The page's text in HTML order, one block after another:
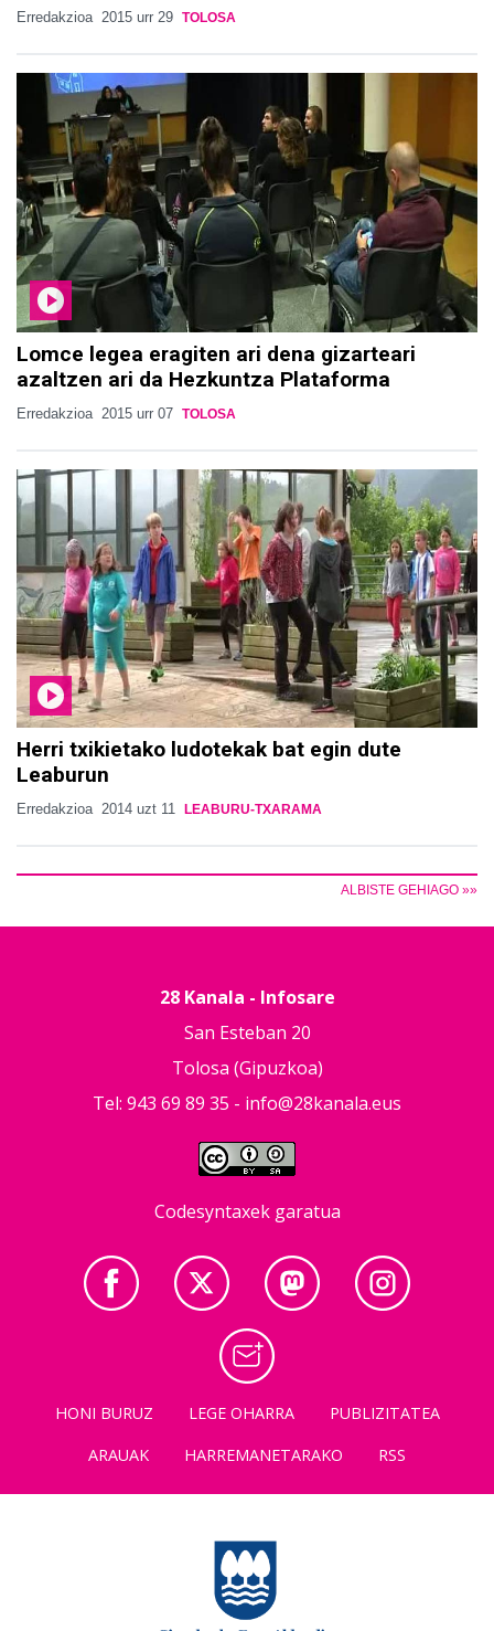
Erredakzioa 2015 urr 29 TOLOSA
Lomce legea eragiten ari dena gizarteari
azaltzen ari da Hezkuntza Plataforma
Erredakzioa 2015 urr 07 TOLOSA
Herri txikietako ludotekak bat egin dute
Leaburun
Erredakzioa 2014 uzt 11 LEABURU-TXARAMA
ALBISTE GEHIAGO »»
28 Kanala - Infosare
San Esteban 20
Tolosa (Gipuzkoa)
Tel: 943 69 89 35 - info@28kanala.eus
Codesyntaxek garatua
HONI BURUZ LEGE OHARRA
PUBLIZITATEA
ARAUAK
HARREMANETARAKO RSS